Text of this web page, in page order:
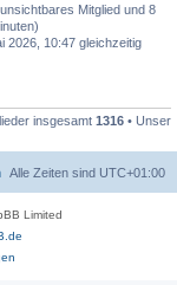
Mitglied und 8
2026, 10:47 gleichzeitig
insgesamt 1316 • Unser
Alle Zeiten sind UTC+01:00
Limited